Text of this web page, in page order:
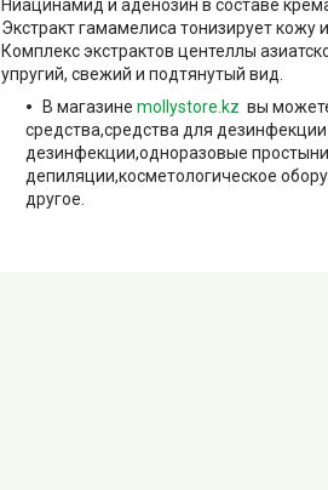
Ниацинамид и аденозин в составе
Экстракт гамамелиса тонизирует кожу
Комплекс экстрактов центеллы
упругий, свежий и подтянутый вид.
В магазине mollystore.kz вы
средства,средства для
дезинфекции,одноразовые
депиляции,косметологическое
другое.